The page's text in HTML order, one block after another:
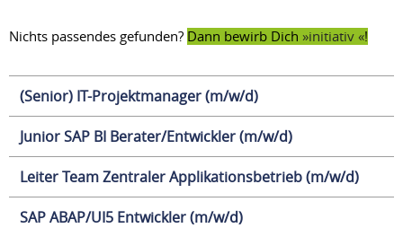
Nichts passendes gefunden? Dann bewirb Dich initiativ !
(Senior) IT-Projektmanager (m/w/d)
Junior SAP BI Berater/Entwickler (m/w/d)
Leiter Team Zentraler Applikationsbetrieb (m/w/d)
SAP ABAP/UI5 Entwickler (m/w/d)